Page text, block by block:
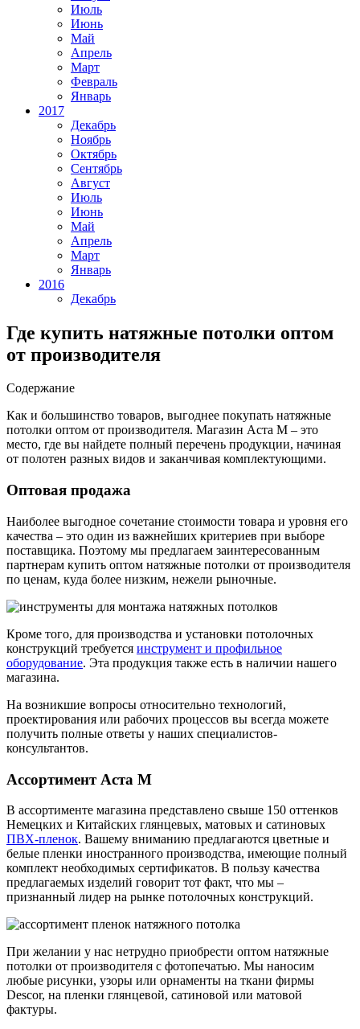
Июль
Июнь
Май
Апрель
Март
Февраль
Январь
2017
Декабрь
Ноябрь
Октябрь
Сентябрь
Август
Июль
Июнь
Май
Апрель
Март
Январь
2016
Декабрь
Где купить натяжные потолки оптом
от производителя
Содержание
Как и большинство товаров, выгоднее покупать натяжные
потолки оптом от производителя. Магазин Аста М – это
место, где вы найдете полный перечень продукции, начиная
от полотен разных видов и заканчивая комплектующими.
Оптовая продажа
Наиболее выгодное сочетание стоимости товара и уровня его
качества – это один из важнейших критериев при выборе
поставщика. Поэтому мы предлагаем заинтересованным
партнерам купить оптом натяжные потолки от производителя
по ценам, куда более низким, нежели рыночные.
Кроме того, для производства и установки потолочных
конструкций требуется инструмент и профильное
оборудование. Эта продукция также есть в наличии нашего
магазина.
На возникшие вопросы относительно технологий,
проектирования или рабочих процессов вы всегда можете
получить полные ответы у наших специалистов-
консультантов.
Ассортимент Аста М
В ассортименте магазина представлено свыше 150 оттенков
Немецких и Китайских глянцевых, матовых и сатиновых
ПВХ-пленок. Вашему вниманию предлагаются цветные и
белые пленки иностранного производства, имеющие полный
комплект необходимых сертификатов. В пользу качества
предлагаемых изделий говорит тот факт, что мы –
признанный лидер на рынке потолочных конструкций.
При желании у нас нетрудно приобрести оптом натяжные
потолки от производителя с фотопечатью. Мы наносим
любые рисунки, узоры или орнаменты на ткани фирмы
Descor, на пленки глянцевой, сатиновой или матовой
фактуры.